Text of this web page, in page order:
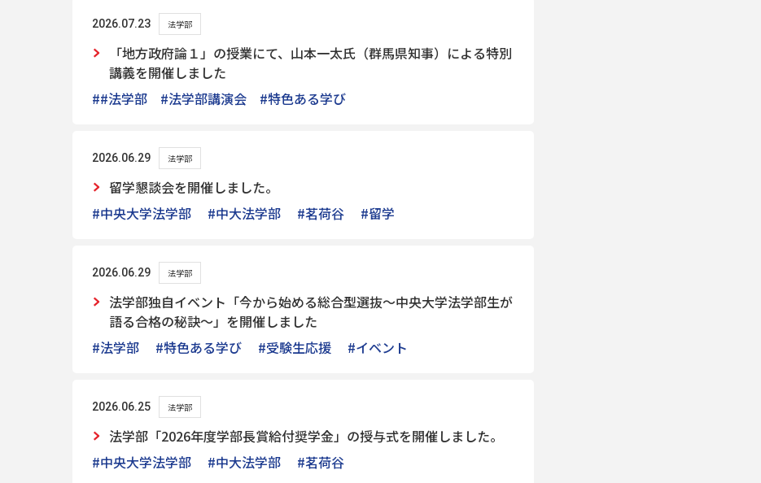
2026.07.23 法学部
「地方政府論１」の授業にて、山本一太氏（群馬県知事）による特別
講義を開催しました
##法学部 #法学部講演会 #特色ある学び
2026.06.29 法学部
留学懇談会を開催しました。
#中央大学法学部
#中大法学部 #茗荷谷 #留学
2026.06.29 法学部
法学部独自イベント「今から始める総合型選抜～中央大学法学部生が
語る合格の秘訣～」を開催しました
#法学部
#特色ある学び #受験生応援 #イベント
2026.06.25 法学部
法学部「2026年度学部長賞給付奨学金」の授与式を開催しました。
#中央大学法学部
#中大法学部 #茗荷谷